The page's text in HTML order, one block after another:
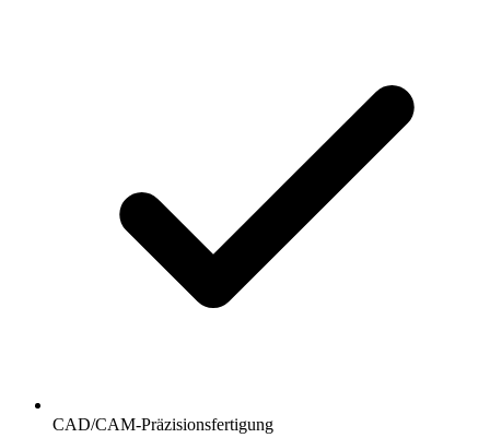
CAD/CAM-Präzisionsfertigung